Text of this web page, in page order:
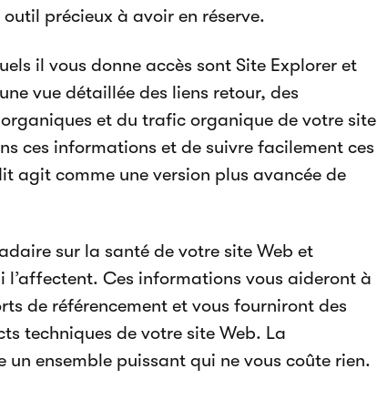
précieux à avoir en réserve.
il vous donne accès sont Site Explorer et
vue détaillée des liens retour, des
et du trafic organique de votre site
ces informations et de suivre facilement ces
agit comme une version plus avancée de
sur la santé de votre site Web et
l’affectent. Ces informations vous aideront à
de référencement et vous fourniront des
techniques de votre site Web. La
ensemble puissant qui ne vous coûte rien.